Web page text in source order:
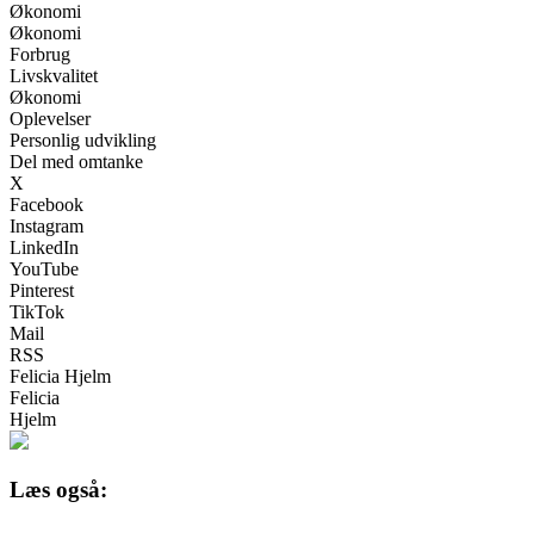
Økonomi
Økonomi
Forbrug
Livskvalitet
Økonomi
Oplevelser
Personlig udvikling
Del med omtanke
X
Facebook
Instagram
LinkedIn
YouTube
Pinterest
TikTok
Mail
RSS
Felicia Hjelm
Felicia
Hjelm
Læs også: